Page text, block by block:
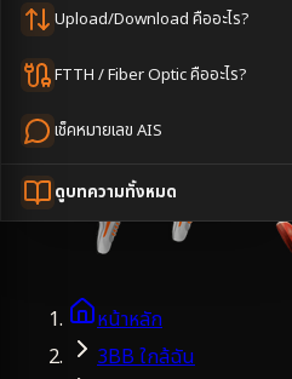
Upload/Download คืออะไร?
FTTH / Fiber Optic คืออะไร?
เช็คหมายเลข AIS
ดูบทความทั้งหมด
หน้าหลัก
3BB ใกล้ฉัน